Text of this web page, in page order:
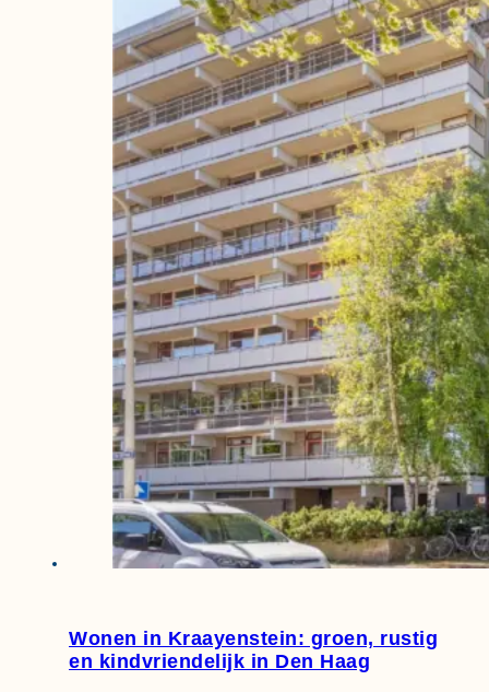
Wonen in Kraayenstein: groen, rustig
en kindvriendelijk in Den Haag